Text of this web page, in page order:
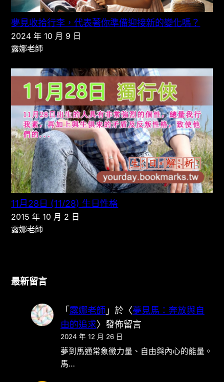
夢見收拾行李，代表著你準備迎接新的變化嗎？
2024 年 10 月 9 日
露娜老師
11月28日 (11/28) 生日性格
2015 年 10 月 2 日
露娜老師
最新留言
「 露娜老師 」於〈夢見馬：奔放與自
由的追求〉發佈留言
2024 年 12 月 26 日
夢到馬通常象徵力量、自由與內心的能量。
馬…